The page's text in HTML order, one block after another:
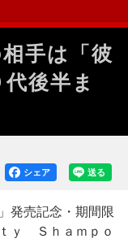
手は「彼
後半ま
送る
シェア
発売記念・期間限
ｙ Ｓｈａｍｐｏ